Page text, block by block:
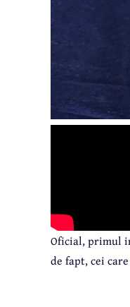
Oficial, primul
de fapt, cei